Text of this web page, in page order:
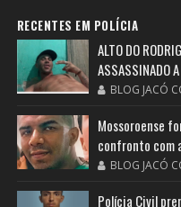
RECENTES EM POLÍCIA
ALTO DO
ASSASSINADO
BLOG JACÓ
Mossoroense
confronto com
BLOG JACÓ
Polícia Civil